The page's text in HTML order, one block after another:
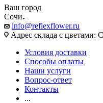
Ваш город
Сочи
info@reflexflower.ru
Адрес склада с цветами:
Условия доставки
Способы оплаты
Наши услуги
Вопрос-ответ
Контакты
...